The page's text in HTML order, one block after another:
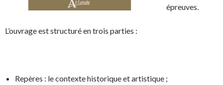
épreuves.
L’ouvrage est structuré en trois parties :
Repères : le contexte historique et artistique ;